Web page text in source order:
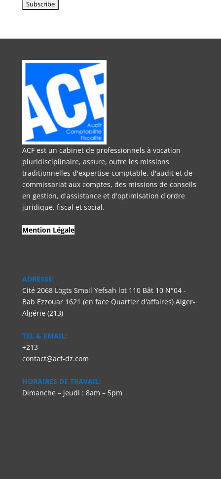
ACF est un cabinet de professionnels à vocation
pluridisciplinaire, assure, outre les missions
traditionnelles d'expertise-comptable, d'audit et de
commissariat aux comptes, des missions de conseils
en gestion, d'assistance et d'optimisation d'ordre
juridique, fiscal et social.
Mention Légale
ADRESSE:
Cité 2068 Logts Smail Yefsah lot 110 Bât 10 N°04 -
Bab Ezzouar 1621 (en face Quartier d'affaires) Alger-
Algérie (213)
TEL & EMAIL:
+213
contact@acf-dz.com
HORAIRES DE TRAVAIL:
Dimanche – jeudi : 8am – 5pm